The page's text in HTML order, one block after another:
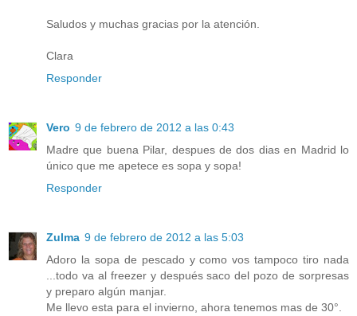
Saludos y muchas gracias por la atención.
Clara
Responder
Vero 9 de febrero de 2012 a las 0:43
Madre que buena Pilar, despues de dos dias en Madrid lo
único que me apetece es sopa y sopa!
Responder
Zulma 9 de febrero de 2012 a las 5:03
Adoro la sopa de pescado y como vos tampoco tiro nada
...todo va al freezer y después saco del pozo de sorpresas
y preparo algún manjar.
Me llevo esta para el invierno, ahora tenemos mas de 30°.